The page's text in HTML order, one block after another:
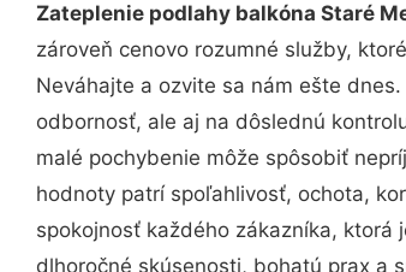
Zateplenie podlahy balkóna Staré
zároveň cenovo rozumné služby,
Neváhajte a ozvite sa nám ešte
odbornosť, ale aj na dôslednú
malé pochybenie môže spôsobiť
hodnoty patrí spoľahlivosť, ochota,
spokojnosť každého zákazníka, ktorá
dlhoročné skúsenosti, bohatú prax a